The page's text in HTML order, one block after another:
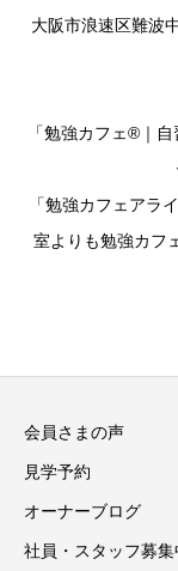
大阪市浪速区難波
「勉強カフェ®｜
「勉強カフェアラ
室よりも勉強カフ
会員さまの声
見学予約
オーナーブログ
社員・スタッフ募集